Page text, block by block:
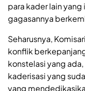
para kader lain
gagasannya
Seharusnya,
konflik
konstelasi yang
kaderisasi yang
yang